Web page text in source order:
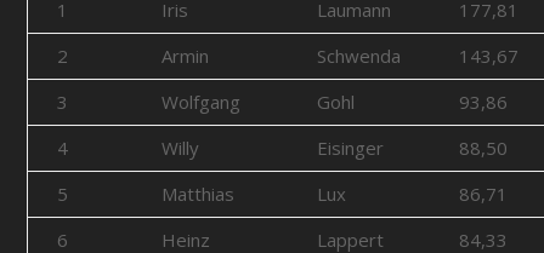
1 Iris Laumann
177,81
2
Armin Schwenda
143,67
3
Wolfgang Gohl
93,86
4
Willy Eisinger
88,50
5
Matthias Lux
86,71
6
Heinz Lappert
84,33